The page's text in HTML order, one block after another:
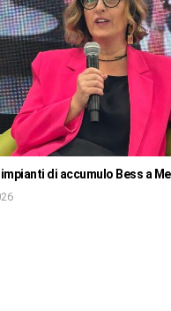
di accumulo Bess a